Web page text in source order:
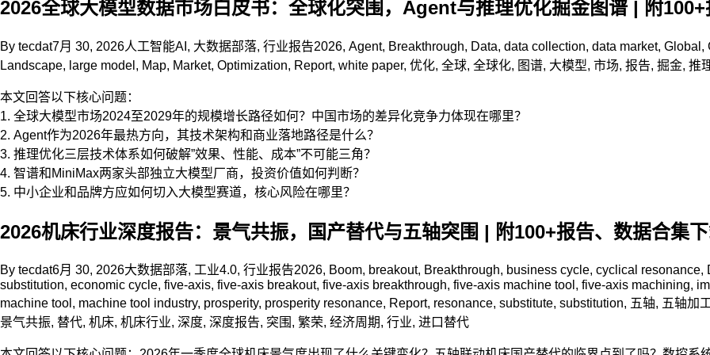
2026全球大模型数据市场白皮书：全球化突围，Agent与推理优化掘金图谱 | 附
By tecdat7月 30, 2026人工智能AI , 大数据部落, 行业报告2026, Agent, Breakthrough, Data, data collection, data market, Global ,
Landscape, large model , Map, Market, Optimization, Report, white paper, 优化, 全球, 全球化, 图谱, 大模型, 市场, 报告, 掘金, 推
本文回答以下核心问题：
1. 全球大模型市场2024至2029年的规模增长路径如何？中国市场的差异化竞争力体现在哪里？
2. Agent作为2026年最热方向，其技术架构和商业落地路径是什么？
3. 推理优化三层技术体系如何破解”效果、性能、成本”不可能三角？
4. 智谱和MiniMax两家头部独立大模型厂商，投资价值如何判断？
5. 中小企业和品牌方应如何切入大模型赛道，核心风险在哪里？
2026机床行业深度报告：景气共振，国产替代与五轴突围 | 附100+报告、数据合集
By tecdat6月 30, 2026大数据部落, 工业4.0, 行业报告2026, Boom, breakout, Breakthrough, business cycle, cyclical resonance,
substitution, economic cycle, five-axis, five-axis breakout, five-axis breakthrough, five-axis machine tool , five-axis machining,
machine tool , machine tool industry, prosperity, prosperity resonance, Report, resonance, substitute, substitution, 五轴, 五轴加
景气共振, 替代, 机床, 机床行业, 深度, 深度报告, 突围 , 繁荣, 经济周期, 行业, 进口替代